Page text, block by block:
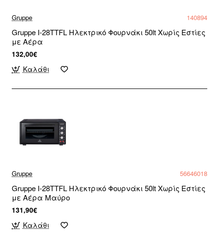
Gruppe 140894
Gruppe I-28TTFL Ηλεκτρικό Φουρνάκι 50lt Χωρίς Εστίες
με Αέρα
132,00€
Καλάθι
Gruppe 56646018
Gruppe I-28TTFL Ηλεκτρικό Φουρνάκι 50lt Χωρίς Εστίες
με Αέρα Μαύρο
131,90€
Καλάθι